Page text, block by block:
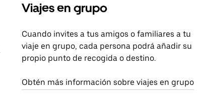
Viajes en grupo
Cuando invites a tus amigos o familiares a tu
viaje en grupo, cada persona podrá añadir su
propio punto de recogida o destino.
Obtén más información sobre viajes en grupo